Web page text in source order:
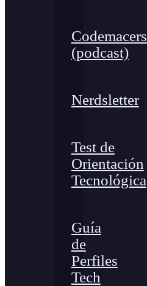
Codemacers
(podcast)
Nerdsletter
Test de
Orientación
Tecnológica
Guía
de
Perfiles
Tech